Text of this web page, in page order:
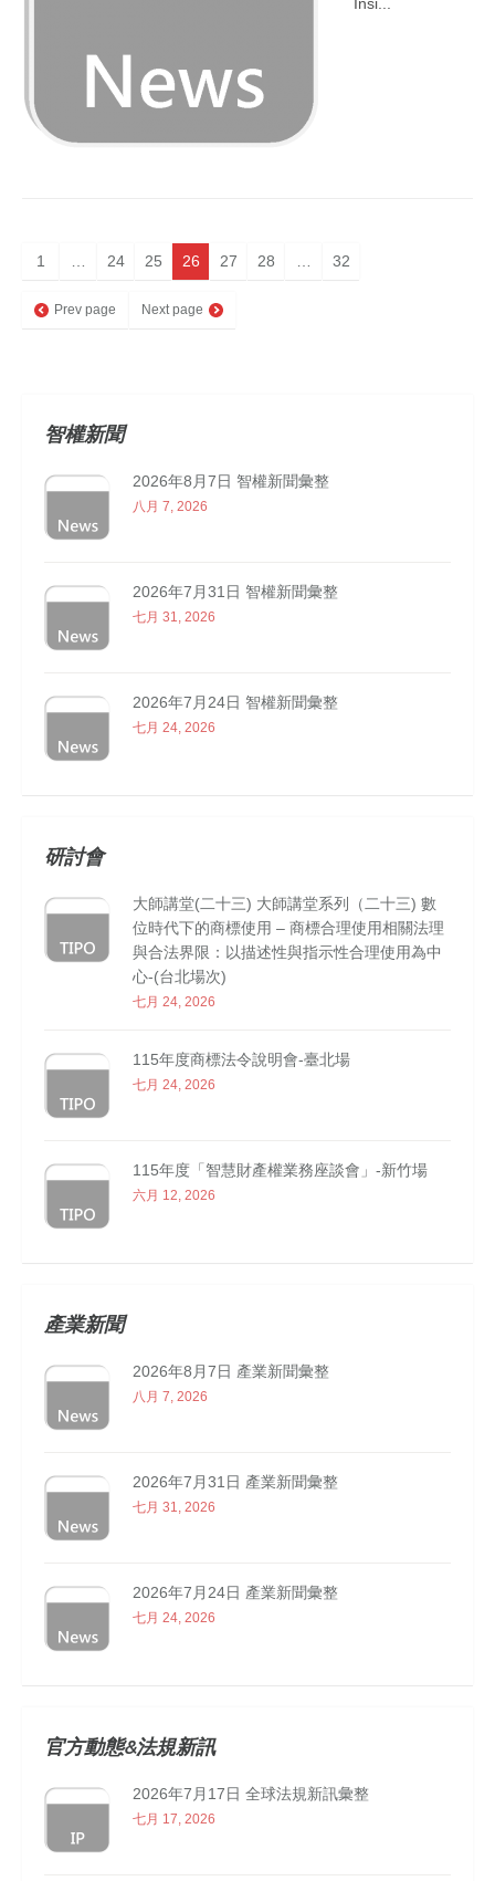
Insi...
1 … 24 25 26 27 28 … 32
Prev page Next page
智權新聞
2026年8月7日 智權新聞彙整
八月 7, 2026
2026年7月31日 智權新聞彙整
七月 31, 2026
2026年7月24日 智權新聞彙整
七月 24, 2026
研討會
大師講堂(二十三) 大師講堂系列（二十三) 數
位時代下的商標使用 – 商標合理使用相關法理
與合法界限：以描述性與指示性合理使用為中
心-(台北場次)
七月 24, 2026
115年度商標法令說明會-臺北場
七月 24, 2026
115年度「智慧財產權業務座談會」-新竹場
六月 12, 2026
產業新聞
2026年8月7日 產業新聞彙整
八月 7, 2026
2026年7月31日 產業新聞彙整
七月 31, 2026
2026年7月24日 產業新聞彙整
七月 24, 2026
官方動態&法規新訊
2026年7月17日 全球法規新訊彙整
七月 17, 2026